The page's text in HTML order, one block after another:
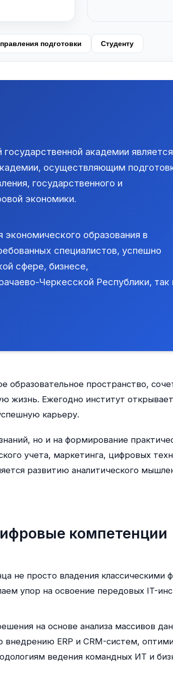
подготовки Студенту
академии является
осуществляющим
государственного и
экономики.
образования в
специалистов, успешно
сфере, бизнесе,
Черкесской Республики, так
образовательное пространство,
жизнь. Ежегодно институт
карьеру.
но и на формирование
учета, маркетинга, цифровых
развитию аналитического
компетенции
не просто владения классическими
упор на освоение передовых IT-
на основе анализа массивов
внедрению ERP и CRM-систем,
ведения командных ИТ и